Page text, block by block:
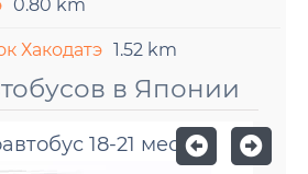
0.80 km
Хакодатэ 1.52 km
в Японии
18-21 мест